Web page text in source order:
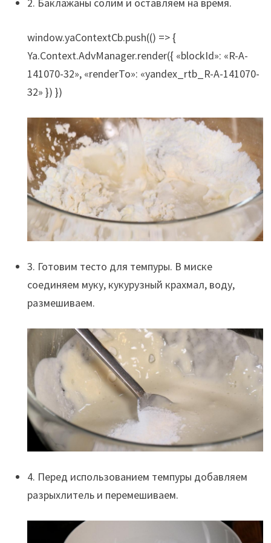
2. Баклажаны солим и оставляем на время.
window.yaContextCb.push(() => {
Ya.Context.AdvManager.render({ «blockId»: «R-A-
141070-32», «renderTo»: «yandex_rtb_R-A-141070-
32» }) })
3. Готовим тесто для темпуры. В миске
соединяем муку, кукурузный крахмал, воду,
размешиваем.
4. Перед использованием темпуры добавляем
разрыхлитель и перемешиваем.